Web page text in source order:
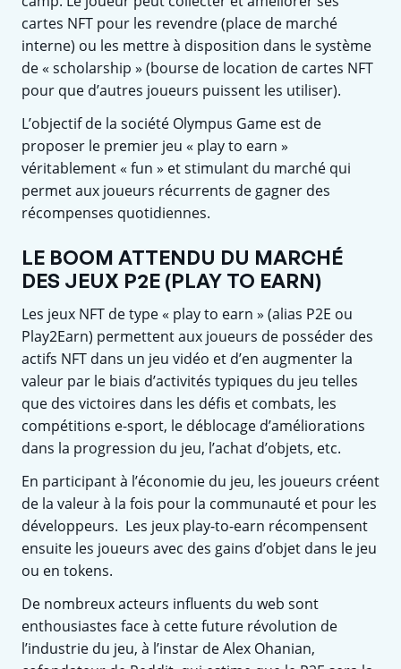
cartes NFT pour les revendre (place de marché
interne) ou les mettre à disposition dans le système
de « scholarship » (bourse de location de cartes NFT
pour que d’autres joueurs puissent les utiliser).
L’objectif de la société Olympus Game est de
proposer le premier jeu « play to earn »
véritablement « fun » et stimulant du marché qui
permet aux joueurs récurrents de gagner des
récompenses quotidiennes.
LE BOOM ATTENDU DU MARCHÉ
DES JEUX P2E (PLAY TO EARN)
Les jeux NFT de type « play to earn » (alias P2E ou
Play2Earn) permettent aux joueurs de posséder des
actifs NFT dans un jeu vidéo et d’en augmenter la
valeur par le biais d’activités typiques du jeu telles
que des victoires dans les défis et combats, les
compétitions e-sport, le déblocage d’améliorations
dans la progression du jeu, l’achat d’objets, etc.
En participant à l’économie du jeu, les joueurs créent
de la valeur à la fois pour la communauté et pour les
développeurs. Les jeux play-to-earn récompensent
ensuite les joueurs avec des gains d’objet dans le jeu
ou en tokens.
De nombreux acteurs influents du web sont
enthousiastes face à cette future révolution de
l’industrie du jeu, à l’instar de Alex Ohanian,